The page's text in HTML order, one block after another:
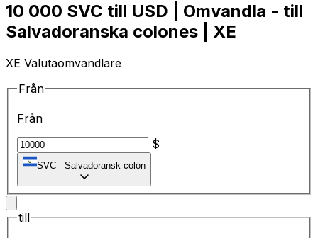
10 000 SVC till USD | Omvandla - till
Salvadoranska colones | XE
XE Valutaomvandlare
Från
Från
$
SVC - Salvadoransk colón
till